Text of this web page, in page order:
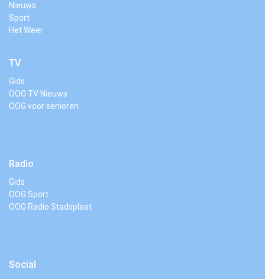
Nieuws
Sport
Het Weer
TV
Gids
OOG TV Nieuws
OOG voor senioren
Radio
Gids
OOG Sport
OOG Radio Stadsplaat
Social